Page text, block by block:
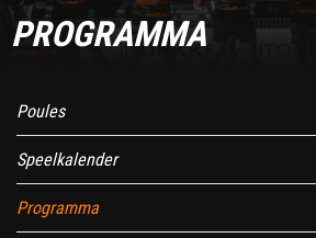
PROGRAMMA
Poules
Speelkalender
Programma